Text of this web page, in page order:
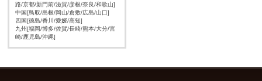
路/京都/新門前/滋賀/彦根/奈良/和歌山]
中国[鳥取/島根/岡山/倉敷/広島/山口]
四国[徳島/香川/愛媛/高知]
九州[福岡/博多/佐賀/長崎/熊本/大分/宮
崎/鹿児島/沖縄]